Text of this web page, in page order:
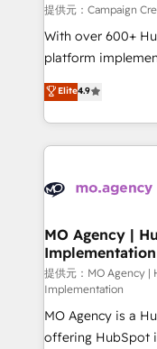
guided
the CRM platform
you like support
to your needs and
certifications, we
services are
提供元：Campaign
With over 600+
platform
Elite Solutions
migrate,
in high-impact
onboarding from
WordPress and
architectures that
performance. - Multi-object CRM migration, cleanup,
and
integrations
object setup, CMS
- Dashboards,
Elite4.9
MO Agency |
Implementation
提供元：MO Agency |
Implementation
MO Agency is a
offering HubSpot